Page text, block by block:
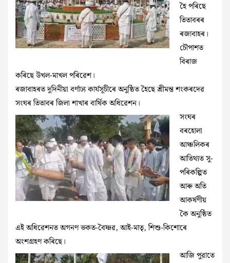
হৈ পৰিছে
তিতাবৰৰ
ৰজাবাহৰ।
চৌপাশত
বিৰাজ
কৰিছে উখল-মাখল পৰিৱেশ।
ৰজাবাহৰত দুদিনীয়া বৰ্ণাঢ্য কাৰ্যসূচীৰে অনুষ্ঠিত হৈছে শ্ৰীমন্ত শংকৰদেৱ
সংঘৰ তিতাবৰ জিলা শাখাৰ বাৰ্ষিক অধিৱেশন।
সংঘৰ
বৰহোলা
আঞ্চলিকৰ
আতিথ্যত সু-
পৰিকল্পিত
আৰু অতি
আকৰ্ষণীয়
কৈ অনুষ্ঠিত
এই অধিৱেশনত অগনণ ভকত-বৈষ্ণৱ, আই-মাতৃ, শিশু-কিশোৰে
অংশগ্ৰহণ কৰিছে।
আজি পুৱাতে